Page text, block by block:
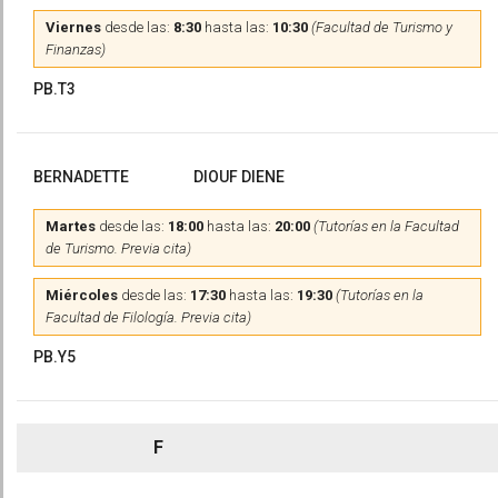
Viernes desde las: 8:30 hasta las: 10:30 (Facultad de Turismo y
Finanzas)
PB.T3
BERNADETTE DIOUF DIENE
Martes desde las: 18:00 hasta las: 20:00 (Tutorías en la Facultad
de Turismo. Previa cita)
Miércoles desde las: 17:30 hasta las: 19:30 (Tutorías en la
Facultad de Filología. Previa cita)
PB.Y5
F